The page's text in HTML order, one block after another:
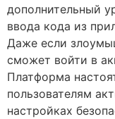
дополнительный
ввода кода из
Даже если
сможет войти в
Платформа
пользователям
настройках